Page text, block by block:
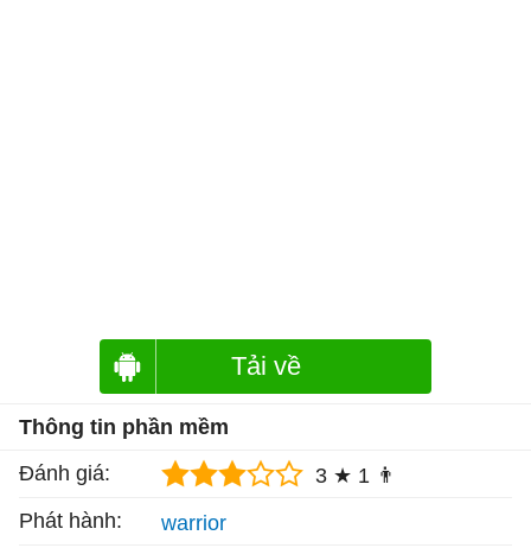
Tải về
Thông tin phần mềm
Đánh giá:
3 ★ 1 👨
Phát hành:
warrior